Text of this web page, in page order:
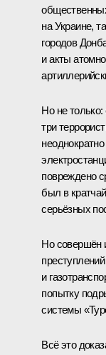
на Украине,
городов
и акты
Но не
три
повреждено
был в
серьёзных
Но совершён
и
попытку
системы
Всё это